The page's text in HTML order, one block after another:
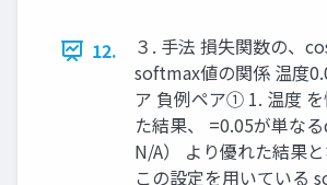
12.
３. 手法 損失関数の、
softmax値の関係 温度
ア 負例ペア① 1. 温度
た結果、 =0.05が単な
N/A） より優れた結果と
この設定を用いている